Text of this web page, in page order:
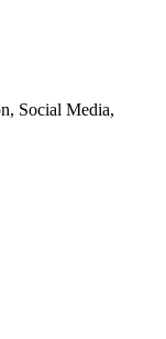
Social Media,